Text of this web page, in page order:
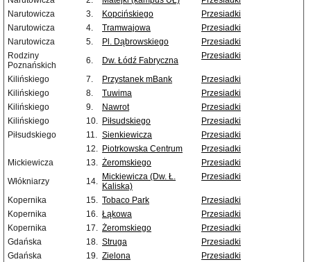
Narutowicza
3. Kopcińskiego
Przesiadki
Narutowicza
4. Tramwajowa
Przesiadki
Narutowicza
5. Pl. Dąbrowskiego
Przesiadki
Rodziny
Poznańskich
6. Dw. Łódź Fabryczna Przesiadki
Kilińskiego 7. Przystanek mBank
Przesiadki
Kilińskiego
8. Tuwima
Przesiadki
Kilińskiego
9. Nawrot
Przesiadki
Kilińskiego
10. Piłsudskiego
Przesiadki
Piłsudskiego
11. Sienkiewicza
Przesiadki
12. Piotrkowska Centrum
Przesiadki
Mickiewicza
13. Żeromskiego
Przesiadki
Włókniarzy
14. Mickiewicza (Dw. Ł.
Kaliska)
Przesiadki
Kopernika 15. Tobaco Park
Przesiadki
Kopernika
16. Łąkowa
Przesiadki
Kopernika
17. Żeromskiego
Przesiadki
Gdańska
18. Struga
Przesiadki
Gdańska
19. Zielona
Przesiadki